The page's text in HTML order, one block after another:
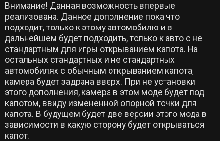
Внимание! Данная возможность впервые
реализована. Данное дополнение пока что
подходит, только к этому автомобилю и в
дальнейшем будет подходить, только к авто с не
стандартным для игры открыванием капота. На
остальных стандартных и не стандартных
автомобилях с обычным открыванием капота,
камера будет задрана вверх. При не установки
этого дополнения, камера в этом моде будет под
капотом, ввиду измененной опорной точки для
капота. В будущем будет две версии этого мода в
зависимости в какую сторону будет открываться
капот.